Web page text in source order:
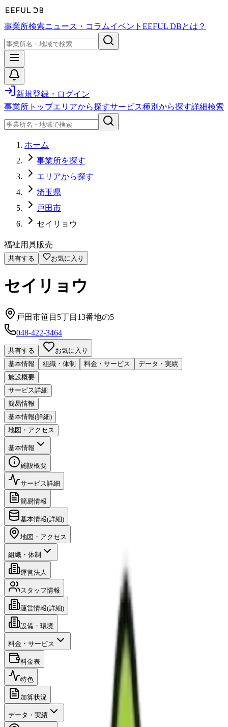
事業所検索ニュース・コラムイベント EEFUL DBとは？
新規登録・ログイン
事業所トップエリアから探すサービス種別から探す詳細検索
ホーム
事業所を探す
エリアから探す
埼玉県
戸田市
セイリョウ
福祉用具販売
共有する お気に入り
セイリョウ
戸田市笹目5丁目13番地の5
048-422-3464
共有する
お気に入り
基本情報
組織・体制 料金・サービス
データ・実績
施設概要
サービス詳細
簡易情報
基本情報(詳細)
地図・アクセス
基本情報
施設概要
サービス詳細
簡易情報
基本情報(詳細)
地図・アクセス
組織・体制
運営法人
スタッフ情報
運営情報(詳細)
設備・環境
料金・サービス
料金表
特色
加算状況
データ・実績